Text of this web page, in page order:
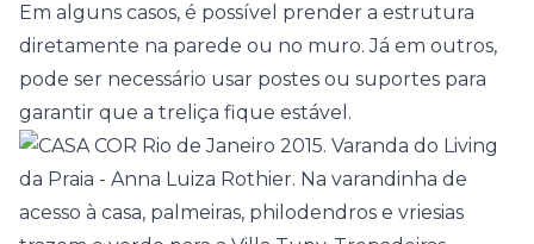
Em alguns casos, é possível prender a estrutura
diretamente na parede ou no muro. Já em outros,
pode ser necessário usar postes ou suportes para
garantir que a treliça fique estável.